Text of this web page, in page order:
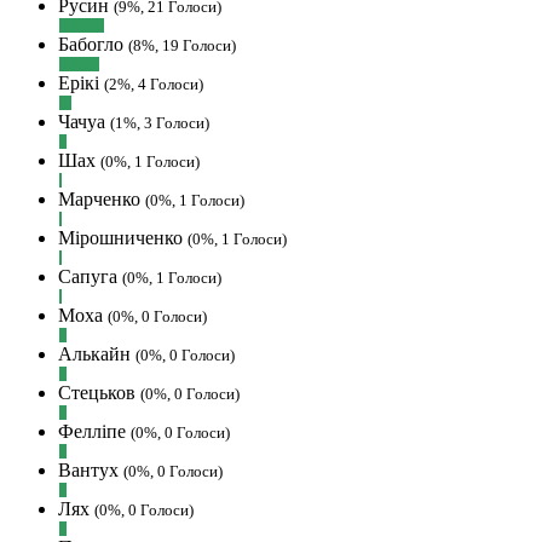
вайбер, будь де) що підходить? зараз
скину.
SVAT :Hatsyk, Якщо зручно, то
Hatsyk :SVAT, без проблем
SVAT :Hatsyk в інсті обмеження
кинув в ТГ
DJGycle :
Makiavelli :
MaRiO :
Трансфери такі шо слів
нема....все йде до чергового провалу
Вірю що чат і сайт загалом буде ще
активніший з часом)
Hatsyk
Мельниченко я думаю це для
Русин (9%, 21 Голоси)
Бабогло (8%, 19 Голоси)
Ерікі (2%, 4 Голоси)
Чачуа (1%, 3 Голоси)
Шах (0%, 1 Голоси)
Марченко (0%, 1 Голоси)
Мірошниченко (0%, 1 Голоси)
Сапуга (0%, 1 Голоси)
Моха (0%, 0 Голоси)
Алькайн (0%, 0 Голоси)
Стецьков (0%, 0 Голоси)
Фелліпе (0%, 0 Голоси)
Вантух (0%, 0 Голоси)
Лях (0%, 0 Голоси)